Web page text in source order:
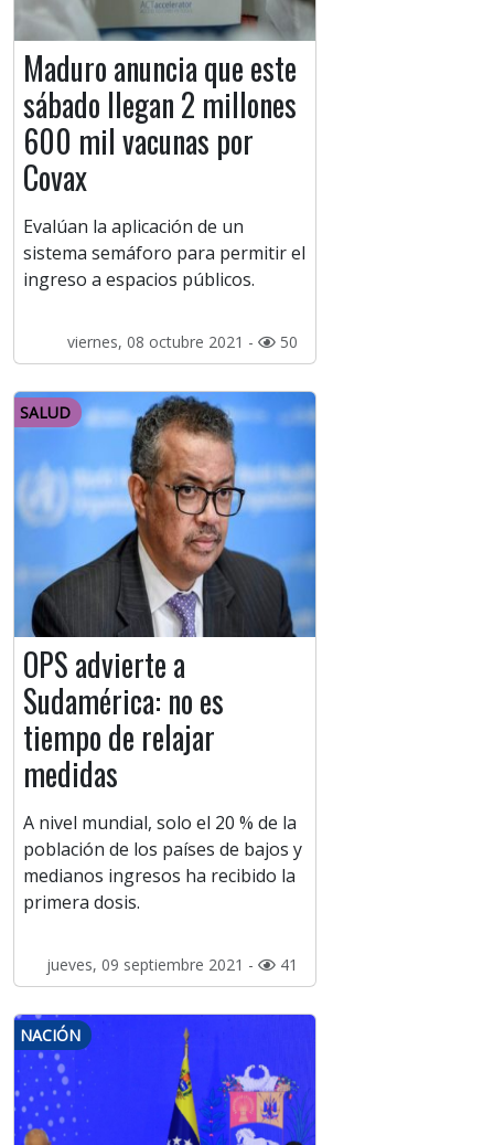
Maduro anuncia que este
sábado llegan 2 millones
600 mil vacunas por
Covax
Evalúan la aplicación de un
sistema semáforo para permitir el
ingreso a espacios públicos.
viernes, 08 octubre 2021 - 50
SALUD
OPS advierte a
Sudamérica: no es
tiempo de relajar
medidas
A nivel mundial, solo el 20 % de la
población de los países de bajos y
medianos ingresos ha recibido la
primera dosis.
jueves, 09 septiembre 2021 - 41
NACIÓN